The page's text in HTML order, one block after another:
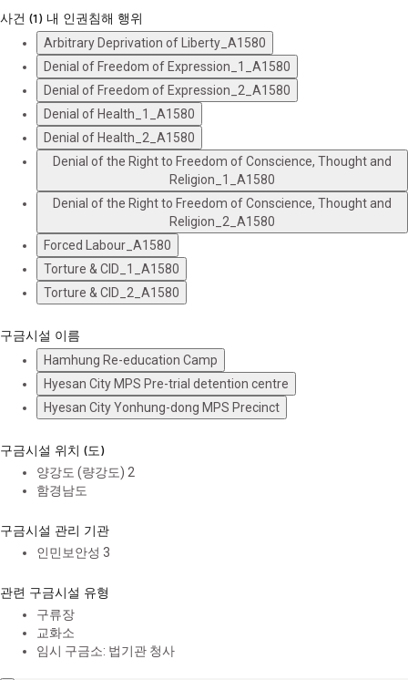
사건 (1) 내 인권침해 행위
Arbitrary Deprivation of Liberty_A1580
Denial of Freedom of Expression_1_A1580
Denial of Freedom of Expression_2_A1580
Denial of Health_1_A1580
Denial of Health_2_A1580
Denial of the Right to Freedom of Conscience, Thought and
Religion_1_A1580
Denial of the Right to Freedom of Conscience, Thought and
Religion_2_A1580
Forced Labour_A1580
Torture & CID_1_A1580
Torture & CID_2_A1580
구금시설 이름
Hamhung Re-education Camp
Hyesan City MPS Pre-trial detention centre
Hyesan City Yonhung-dong MPS Precinct
구금시설 위치 (도)
양강도 (량강도) 2
함경남도
구금시설 관리 기관
인민보안성 3
관련 구금시설 유형
구류장
교화소
임시 구금소: 법기관 청사